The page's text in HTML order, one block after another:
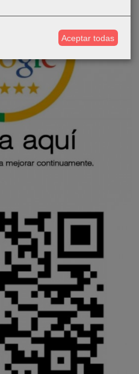
Aceptar todas